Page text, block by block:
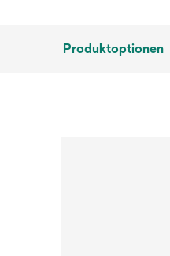
Produktoptionen